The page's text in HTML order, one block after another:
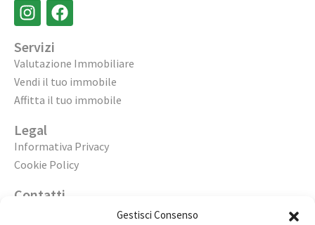
Gestisci Consenso
Servizi
Valutazione Immobiliare
Vendi il tuo immobile
Affitta il tuo immobile
Legal
Informativa Privacy
Cookie Policy
Contatti